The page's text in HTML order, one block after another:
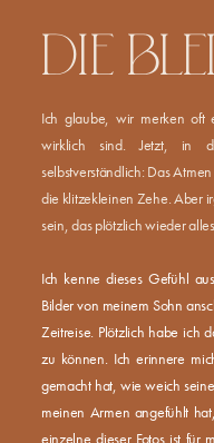
DIE
Ich glaube, wir merken oft
wirklich sind. Jetzt, in
selbstverständlich: Das
die klitzekleinen Zehe. Aber
sein, das plötzlich wieder
Ich kenne dieses Gefühl
Bilder von meinem Sohn
Zeitreise. Plötzlich habe ich
zu können. Ich erinnere
gemacht hat, wie weich
meinen Armen angefühlt
einzelne dieser Fotos ist für